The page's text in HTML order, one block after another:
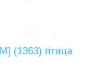
(1363) птица